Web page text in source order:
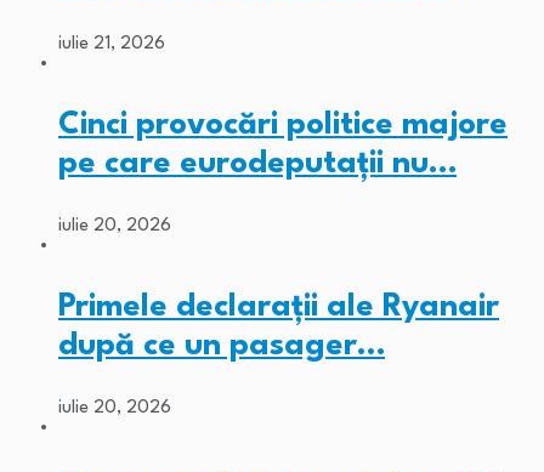
iulie 21, 2026
Cinci provocări politice majore
pe care eurodeputații nu…
iulie 20, 2026
Primele declarații ale Ryanair
după ce un pasager…
iulie 20, 2026